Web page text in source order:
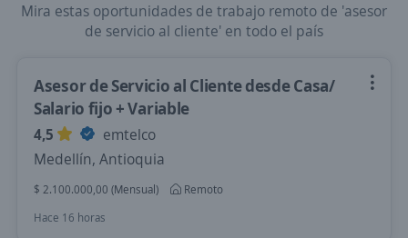
Mira estas oportunidades de trabajo remoto de 'asesor
de servicio al cliente' en todo el país
Asesor de Servicio al Cliente desde Casa/
Salario fijo + Variable
4,5
emtelco
Medellín, Antioquia
$ 2.100.000,00 (Mensual)
Remoto
Hace 16 horas